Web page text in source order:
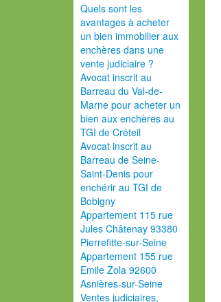
Quels sont les
avantages à acheter
un bien immobilier aux
enchères dans une
vente judiciaire ?
Avocat inscrit au
Barreau du Val-de-
Marne pour acheter un
bien aux enchères au
TGI de Créteil
Avocat inscrit au
Barreau de Seine-
Saint-Denis pour
enchérir au TGI de
Bobigny
Appartement 115 rue
Jules Châtenay 93380
Pierrefitte-sur-Seine
Appartement 155 rue
Emile Zola 92600
Asnières-sur-Seine
Ventes judiciaires,